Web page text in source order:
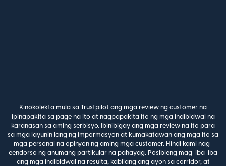
Kinokolekta mula sa Trustpilot ang mga review ng customer na
ipinapakita sa page na ito at nagpapakita ito ng mga indibidwal na
karanasan sa aming serbisyo. Ibinibigay ang mga review na ito para
sa mga layunin lang ng impormasyon at kumakatawan ang mga ito sa
mga personal na opinyon ng aming mga customer. Hindi kami nag-
eendorso ng anumang partikular na pahayag. Posibleng mag-iba-iba
ang mga indibidwal na resulta, kabilang ang ayon sa corridor, at